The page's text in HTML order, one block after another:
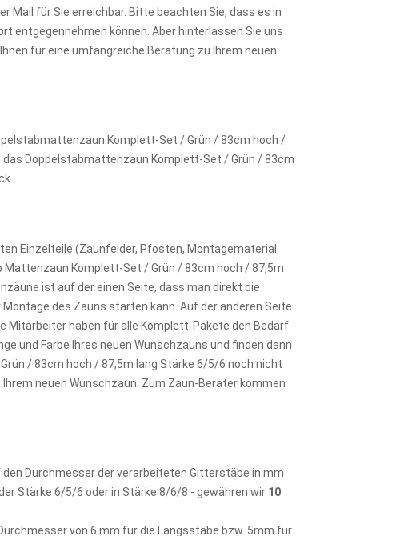
Mail für Sie erreichbar. Bitte beachten Sie, dass es in
entgegennehmen können. Aber hinterlassen Sie uns
für eine umfangreiche Beratung zu Ihrem neuen
Komplett-Set / Grün / 83cm hoch /
das Doppelstabmattenzaun Komplett-Set / Grün / 83cm
Einzelteile (Zaunfelder, Pfosten, Montagematerial
Komplett-Set / Grün / 83cm hoch / 87,5m
ist auf der einen Seite, dass man direkt die
des Zauns starten kann. Auf der anderen Seite
Mitarbeiter haben für alle Komplett-Pakete den Bedarf
und Farbe Ihres neuen Wunschzauns und finden dann
/ 83cm hoch / 87,5m lang Stärke 6/5/6 noch nicht
neuen Wunschzaun. Zum Zaun-Berater kommen
Durchmesser der verarbeiteten Gitterstäbe in mm
Stärke 6/5/6 oder in Stärke 8/6/8 - gewähren wir 10
von 6 mm für die Längsstäbe bzw. 5mm für